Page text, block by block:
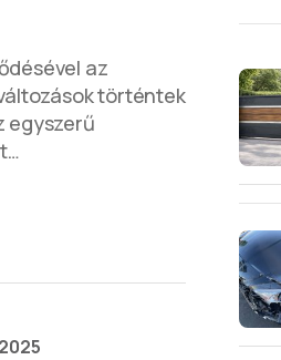
az
történtek
egyszerű